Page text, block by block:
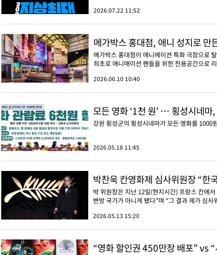
2026.07.22 11:52
메가박스 홍대점, 애니 성지로 만
메가박스 홍대점이 애니메이션 특화 극장으로
최초로 애니매이션 팬들을 위한 전용공간으로
2026.06.10 10:40
모든 영화 ‘1천 원’ … 횡성시네
강원 횡성군의 횡성시네마가 모든 영화를 1000
2026.05.18 11:45
박찬욱 칸영화제 심사위원장 “
박 위원장은 지난 12일(현지시간) 프랑스 칸에
변방 국가가 아니게 됐다”며 “그 결과 제가 심
2026.05.13 15:20
“영화 할인권 450만장 배포” vs